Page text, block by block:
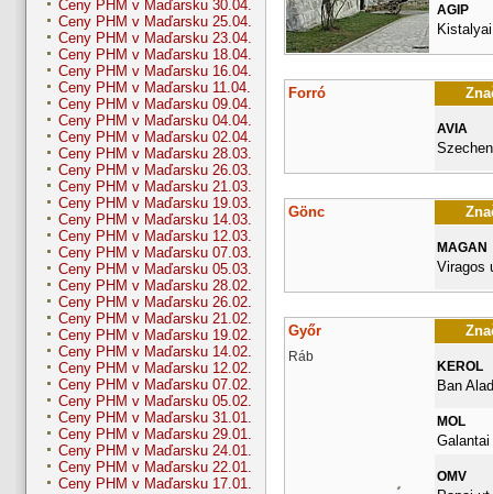
Ceny PHM v Maďarsku 30.04.
Ceny PHM v Maďarsku 25.04.
Ceny PHM v Maďarsku 23.04.
Ceny PHM v Maďarsku 18.04.
Ceny PHM v Maďarsku 16.04.
Ceny PHM v Maďarsku 11.04.
Ceny PHM v Maďarsku 09.04.
Ceny PHM v Maďarsku 04.04.
Ceny PHM v Maďarsku 02.04.
Ceny PHM v Maďarsku 28.03.
Ceny PHM v Maďarsku 26.03.
Ceny PHM v Maďarsku 21.03.
Ceny PHM v Maďarsku 19.03.
Ceny PHM v Maďarsku 14.03.
Ceny PHM v Maďarsku 12.03.
Ceny PHM v Maďarsku 07.03.
Ceny PHM v Maďarsku 05.03.
Ceny PHM v Maďarsku 28.02.
Ceny PHM v Maďarsku 26.02.
Ceny PHM v Maďarsku 21.02.
Ceny PHM v Maďarsku 19.02.
Ceny PHM v Maďarsku 14.02.
Ceny PHM v Maďarsku 12.02.
Ceny PHM v Maďarsku 07.02.
Ceny PHM v Maďarsku 05.02.
Ceny PHM v Maďarsku 31.01.
Ceny PHM v Maďarsku 29.01.
Ceny PHM v Maďarsku 24.01.
Ceny PHM v Maďarsku 22.01.
Ceny PHM v Maďarsku 17.01.
AGIP
Forró
AVIA
Gönc
MAGAN
Viragos
Győr
Ráb
KEROL
Ban
MOL
Galantai
OMV